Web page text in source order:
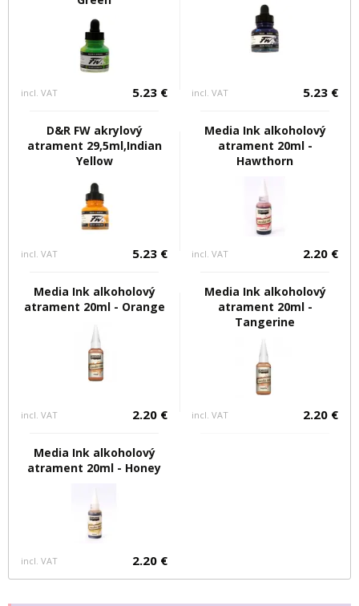
incl. VAT 5.23 € incl. VAT 5.23 €
D&R FW akrylový
atrament 29,5ml,Indian
Yellow
incl. VAT 5.23 €
Media Ink alkoholový
atrament 20ml -
Hawthorn
incl. VAT 2.20 €
Media Ink alkoholový
atrament 20ml - Orange
incl. VAT 2.20 €
Media Ink alkoholový
atrament 20ml -
Tangerine
incl. VAT 2.20 €
Media Ink alkoholový
atrament 20ml - Honey
incl. VAT 2.20 €